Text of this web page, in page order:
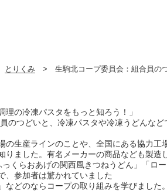
とりくみ > 生駒北コープ委員会：組合員のつ
の冷凍パスタをもっと知ろう！」
のつどいと、冷凍パスタや冷凍うどんなど
生産ラインのことや、全国にある協力工
りました。有名メーカーの商品なども製造
くらおあげの関西風きつねうどん」「ロ
、参加者は驚かれていました
どのならコープの取り組みを学びました。